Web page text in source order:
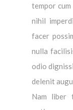
tempor
nihil
facer
nulla
odio
delenit
Nam liber